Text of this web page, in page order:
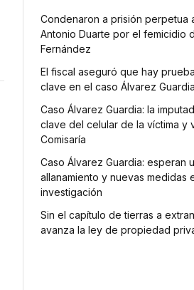
Condenaron a prisión perpetua
Antonio Duarte por el femicidio
Fernández
El fiscal aseguró que hay
clave en el caso Álvarez Guardia
Caso Álvarez Guardia: la
clave del celular de la víctima y
Comisaría
Caso Álvarez Guardia: esperan
allanamiento y nuevas medidas
investigación
Sin el capítulo de tierras a
avanza la ley de propiedad